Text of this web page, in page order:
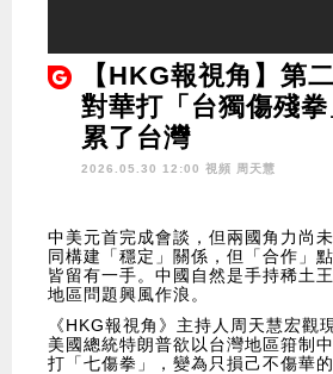
【HKG報視角】第
對華打「台獨傷殘
累了台灣
2026.05.30 12:00 視頻 周天慧
中美元首完成會談，但兩國角力尚
同構建「穩定」關係，但「合作」
皆留有一手。中國自然是手持稀土
地區問題興風作浪。
《HKG報視角》主持人周天慧宏觀
美國總統特朗普欲以台灣地區箝制
打「七傷拳」，變為只損己不傷華的